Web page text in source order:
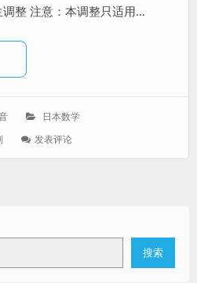
整 注意：本调整只适用…
高中数学】旧课程vs新课程
分
日本数学
发表评论: 【日
课
Vs
搜索